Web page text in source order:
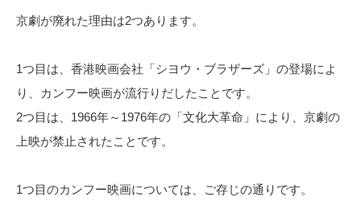
京劇が廃れた理由は2つあります。
1つ目は、香港映画会社「シヨウ・ブラザーズ」の登場によ
り、カンフー映画が流行りだしたことです。
2つ目は、1966年～1976年の「文化大革命」により、京劇の
上映が禁止されたことです。
1つ目のカンフー映画については、ご存じの通りです。